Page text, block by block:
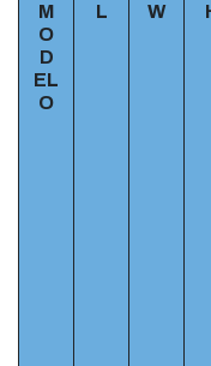
M
O
D
EL
O
L W